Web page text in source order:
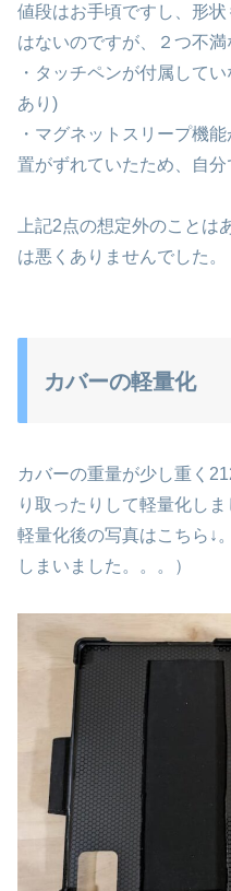
値段はお手頃ですし、形
はないのですが、２つ不満
・タッチペンが付属して
あり)
・マグネットスリープ機
置がずれていたため、自
上記2点の想定外のこと
は悪くありませんでした。
カバーの軽量化
カバーの重量が少し重く
り取ったりして軽量化しま
軽量化後の写真はこちら↓
しまいました。。。）